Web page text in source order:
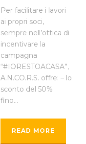
Per facilitare i lavori
ai propri soci,
sempre nell’ottica di
incentivare la
campagna
“#IORESTOACASA”,
A.N.CO.R.S. offre: – lo
sconto del 50%
fino...
READ MORE